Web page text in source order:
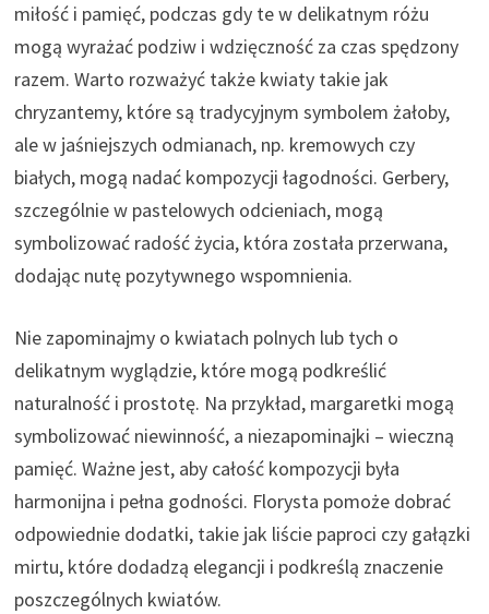
miłość i pamięć, podczas gdy te w delikatnym różu
mogą wyrażać podziw i wdzięczność za czas spędzony
razem. Warto rozważyć także kwiaty takie jak
chryzantemy, które są tradycyjnym symbolem żałoby,
ale w jaśniejszych odmianach, np. kremowych czy
białych, mogą nadać kompozycji łagodności. Gerbery,
szczególnie w pastelowych odcieniach, mogą
symbolizować radość życia, która została przerwana,
dodając nutę pozytywnego wspomnienia.
Nie zapominajmy o kwiatach polnych lub tych o
delikatnym wyglądzie, które mogą podkreślić
naturalność i prostotę. Na przykład, margaretki mogą
symbolizować niewinność, a niezapominajki – wieczną
pamięć. Ważne jest, aby całość kompozycji była
harmonijna i pełna godności. Florysta pomoże dobrać
odpowiednie dodatki, takie jak liście paproci czy gałązki
mirtu, które dodadzą elegancji i podkreślą znaczenie
poszczególnych kwiatów.